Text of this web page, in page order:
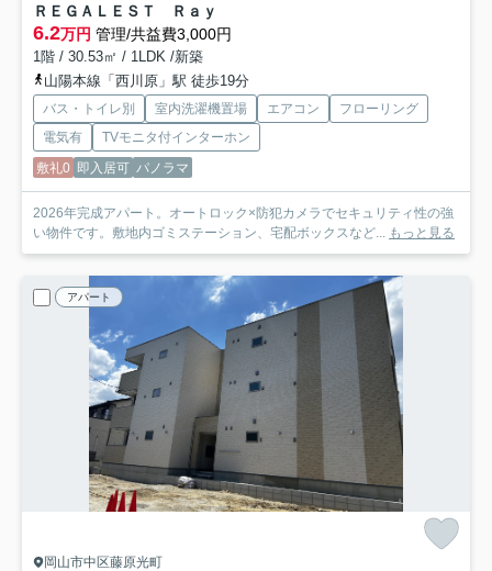
ＲＥＧＡＬＥＳＴ Ｒａｙ
6.2万円 管理/共益費3,000円
1階 / 30.53㎡ / 1LDK /新築
山陽本線「西川原」駅 徒歩19分
バス・トイレ別 室内洗濯機置場 エアコン
フローリング
電気有
TVモニタ付インターホン
敷礼0 即入居可 パノラマ
2026年完成アパート。オートロック×防犯カメラでセキュリティ性の強
い物件です。敷地内ゴミステーション、宅配ボックスなど...
もっと見る
アパート
岡山市中区藤原光町